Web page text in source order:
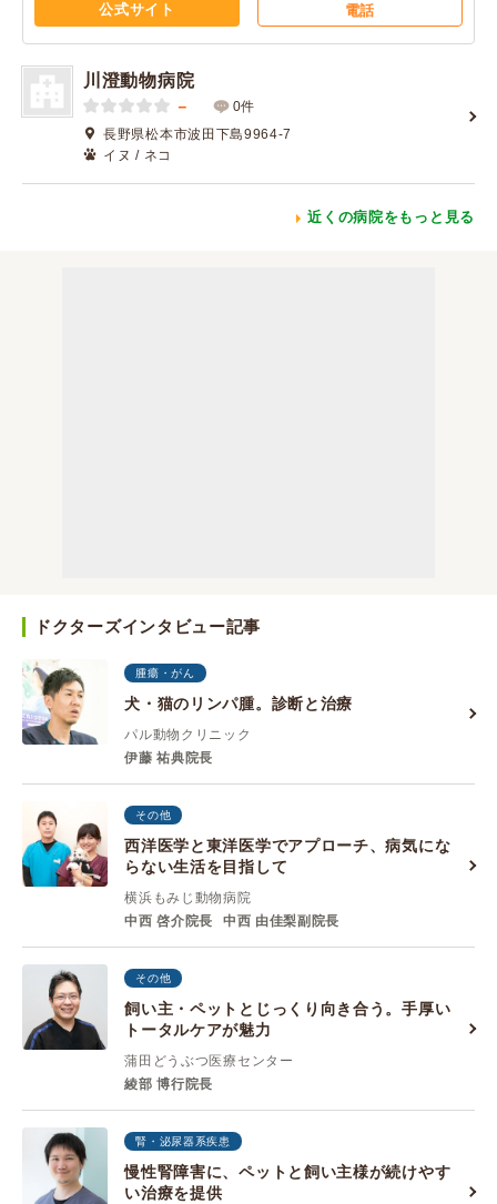
公式サイト 電話
川澄動物病院
－
0件
長野県松本市波田下島9964-7
イヌ / ネコ
近くの病院をもっと見る
ドクターズインタビュー記事
腫瘍・がん
犬・猫のリンパ腫。診断と治療
パル動物クリニック
伊藤 祐典院長
その他
西洋医学と東洋医学でアプローチ、病気にな
らない生活を目指して
横浜もみじ動物病院
中西 啓介院長
中西 由佳梨副院長
その他
飼い主・ペットとじっくり向き合う。手厚い
トータルケアが魅力
蒲田どうぶつ医療センター
綾部 博行院長
腎・泌尿器系疾患
慢性腎障害に、ペットと飼い主様が続けやす
い治療を提供